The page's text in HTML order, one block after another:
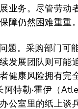
业务。尽管劳动
障仍然困难重重。
题。采购部门可
发展团队则可能
健康风险拥有完
特勒·霍伊（
公室里的纸上谈